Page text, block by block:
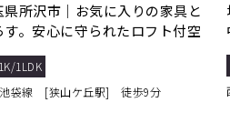
県所沢市｜お気に入りの家具と
す。安心に守られたロフト付空
1LDK
袋線 [狭山ケ丘駅] 徒歩9分